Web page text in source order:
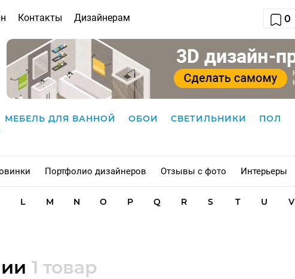
Контакты Дизайнерам 0
МЕБЕЛЬ ДЛЯ ВАННОЙ ОБОИ СВЕТИЛЬНИКИ ПОЛ
Портфолио дизайнеров Отзывы с фото Интерьеры
L M N O P Q R S T U V
1 товар